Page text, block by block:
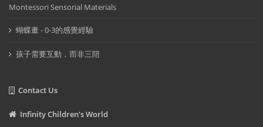
Montessori Sensorial Materials
蝴蝶畫 - 0-3的感覺經驗
孩子需要互動，而非三陪
Contact Us
Infinity Children's World